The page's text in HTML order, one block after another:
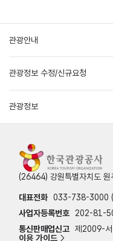
관광안내
관광정보 수정/신규요청
관광정보
(26464) 강원특별자치도 원
대표전화 033-738-3000 (
사업자등록번호
202-81-
통신판매업신고 제2009-
이용 가이드